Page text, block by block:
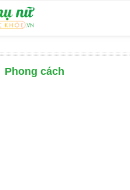
Phong cách